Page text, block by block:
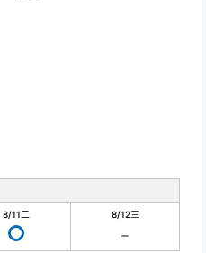
8/11二 8/12三